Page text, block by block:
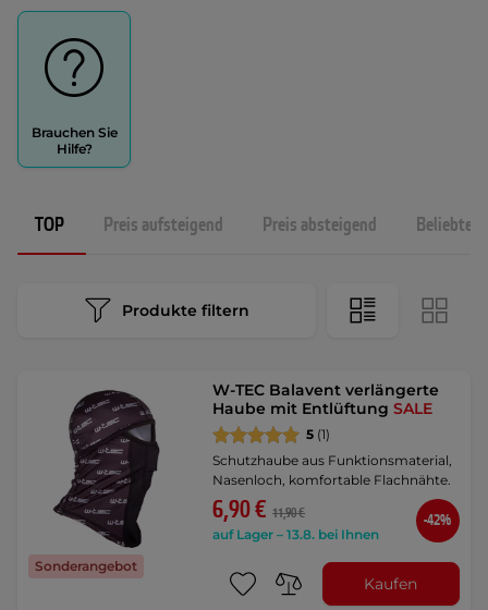
Brauchen Sie
Hilfe?
TOP Preis aufsteigend Preis absteigend
Produkte filtern
Sonderangebot
W-TEC Balavent verlängerte
Haube mit EntlüftungSALE
5 (1)
Schutzhaube aus Funktionsmaterial,
Nasenloch, komfortable Flachnähte.
6,90 € 11,90 €
auf Lager – 13.8. bei Ihnen
-42%
Kaufen